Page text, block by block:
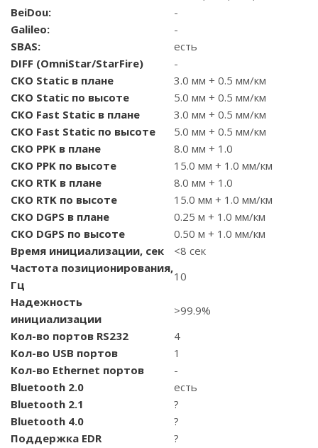
BeiDou:
-
Galileo:
-
SBAS:
есть
DIFF (OmniStar/StarFire)
-
СКО Static в плане
3.0 мм + 0.5 мм/км
СКО Static по высоте
5.0 мм + 0.5 мм/км
СКО Fast Static в плане
3.0 мм + 0.5 мм/км
СКО Fast Static по высоте
5.0 мм + 0.5 мм/км
СКО PPK в плане
8.0 мм + 1.0
СКО PPK по высоте
15.0 мм + 1.0 мм/км
СКО RTK в плане
8.0 мм + 1.0
СКО RTK по высоте
15.0 мм + 1.0 мм/км
СКО DGPS в плане
0.25 м + 1.0 мм/км
СКО DGPS по высоте
0.50 м + 1.0 мм/км
Время инициализации, сек
<8 сек
Частота позиционирования,
Гц
10
Надежность
инициализации
>99.9%
Кол-во портов RS232
4
Кол-во USB портов
1
Кол-во Ethernet портов
-
Bluetooth 2.0
есть
Bluetooth 2.1
?
Bluetooth 4.0
?
Поддержка EDR
?